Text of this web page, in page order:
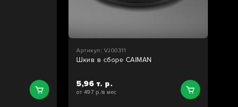
Артикул: VJ00311
Шкив в сборе CAIMAN
5,96 т. р.
от 497 р./в мес